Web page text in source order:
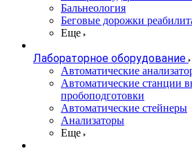
Бальнеология
Беговые дорожки
Еще
Лабораторное оборудование
Автоматические
Автоматические станции
пробоподготовки
Автоматические стейнеры
Анализаторы
Еще